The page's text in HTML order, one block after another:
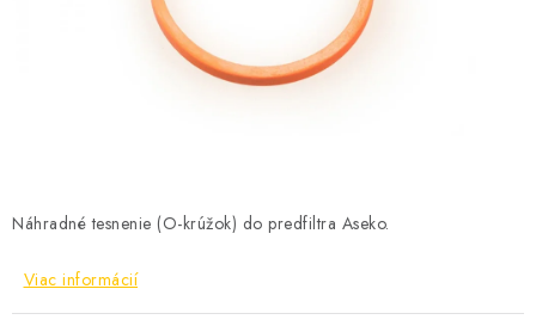
Náhradné tesnenie (O-krúžok) do predfiltra Aseko.
Viac informácií